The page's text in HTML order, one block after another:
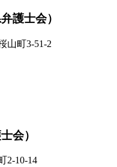
護士会）
山町3-51-2
会）
2-10-14